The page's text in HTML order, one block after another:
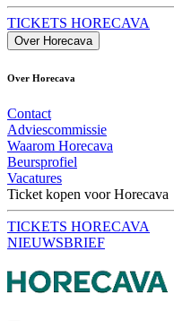
TICKETS HORECAVA
Over Horecava
Over Horecava
Contact
Adviescommissie
Waarom Horecava
Beursprofiel
Vacatures
Ticket kopen voor Horecava
TICKETS HORECAVA
NIEUWSBRIEF